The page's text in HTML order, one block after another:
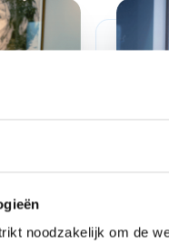
noodzakelijk om de